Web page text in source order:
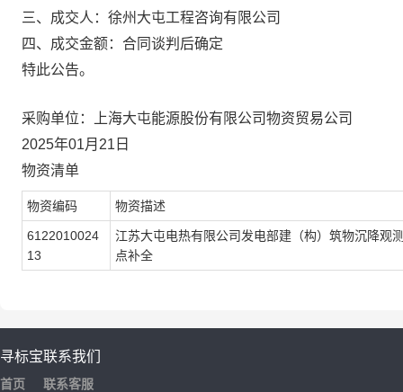
三、成交人：徐州大屯工程咨询有限公司
四、成交金额：合同谈判后确定
特此公告。
采购单位：上海大屯能源股份有限公司物资贸易公司
2025年01月21日
物资清单
物资编码 物资描述
6122010024
13
江苏大屯电热有限公司发电部建（构）筑物沉降观
点补全
寻标宝
首页
联系我们
联系客服